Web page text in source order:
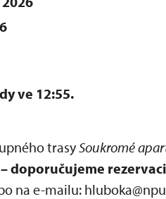
ve 12:55.
trasySoukromé
doporučujeme
na e-mailu: